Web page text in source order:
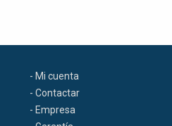
- Mi cuenta
- Contactar
- Empresa